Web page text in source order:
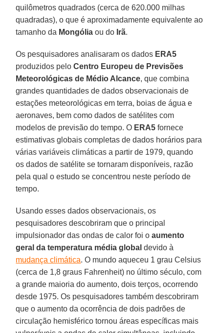
quilômetros quadrados (cerca de 620.000 milhas
quadradas), o que é aproximadamente equivalente ao
tamanho da Mongólia ou do Irã.
Os pesquisadores analisaram os dados ERA5
produzidos pelo Centro Europeu de Previsões
Meteorológicas de Médio Alcance, que combina
grandes quantidades de dados observacionais de
estações meteorológicas em terra, boias de água e
aeronaves, bem como dados de satélites com
modelos de previsão do tempo. O ERA5 fornece
estimativas globais completas de dados horários para
várias variáveis climáticas a partir de 1979, quando
os dados de satélite se tornaram disponíveis, razão
pela qual o estudo se concentrou neste período de
tempo.
Usando esses dados observacionais, os
pesquisadores descobriram que o principal
impulsionador das ondas de calor foi o aumento
geral da temperatura média global devido à
mudança climática. O mundo aqueceu 1 grau Celsius
(cerca de 1,8 graus Fahrenheit) no último século, com
a grande maioria do aumento, dois terços, ocorrendo
desde 1975. Os pesquisadores também descobriram
que o aumento da ocorrência de dois padrões de
circulação hemisférico tornou áreas específicas mais